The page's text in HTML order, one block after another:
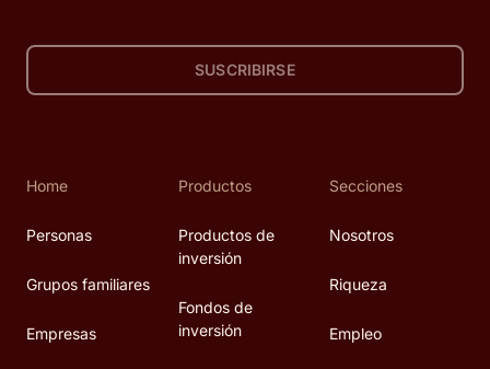
SUSCRIBIRSE
Home
Personas
Grupos familiares
Empresas
Productos
Productos de
inversión
Fondos de
inversión
Secciones
Nosotros
Riqueza
Empleo